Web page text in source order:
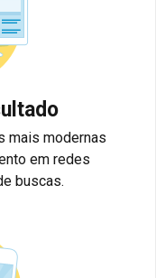
mais modernas
em redes
buscas.